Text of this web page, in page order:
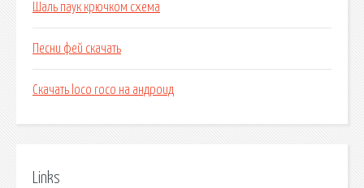
Шаль паук крючком схема
Песни фей скачать
Скачать loco roco на андроид
Links